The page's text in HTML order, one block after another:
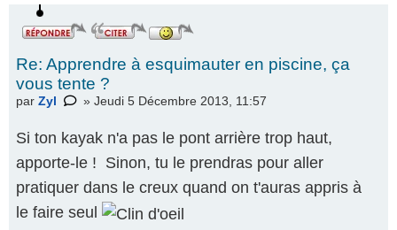
Re: Apprendre à esquimauter en piscine, ça
vous tente ?
par Zyl » Jeudi 5 Décembre 2013, 11:57
Si ton kayak n'a pas le pont arrière trop haut,
apporte-le ! Sinon, tu le prendras pour aller
pratiquer dans le creux quand on t'auras appris à
le faire seul